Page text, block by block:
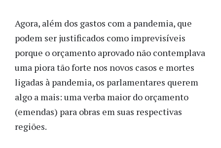
Agora, além dos gastos com a pandemia, que
podem ser justificados como imprevisíveis
porque o orçamento aprovado não contemplava
uma piora tão forte nos novos casos e mortes
ligadas à pandemia, os parlamentares querem
algo a mais: uma verba maior do orçamento
(emendas) para obras em suas respectivas
regiões.